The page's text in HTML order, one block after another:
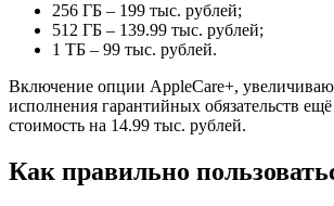
256 ГБ – 199 тыс. рублей;
512 ГБ – 139.99 тыс. рублей;
1 ТБ – 99 тыс. рублей.
Включение опции AppleCare+,
исполнения гарантийных обязательств
стоимость на 14.99 тыс. рублей.
Как правильно